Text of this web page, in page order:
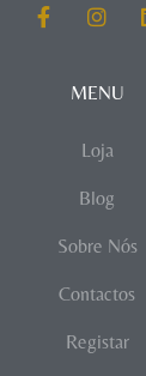
MENU
Loja
Blog
Sobre Nós
Contactos
Registar